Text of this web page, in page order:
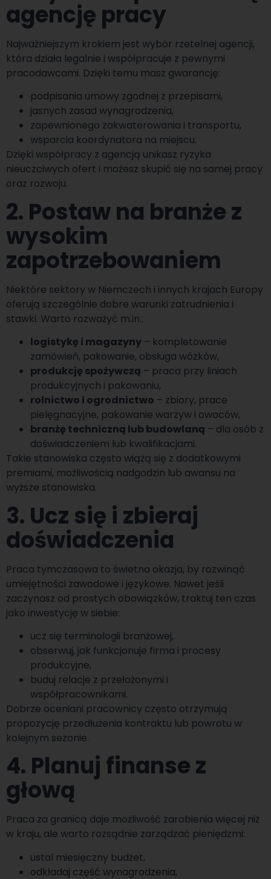
agencję pracy
Najważniejszym krokiem jest wybór rzetelnej agencji,
która działa legalnie i współpracuje z pewnymi
pracodawcami. Dzięki temu masz gwarancję:
podpisania umowy zgodnej z przepisami,
jasnych zasad wynagrodzenia,
zapewnionego zakwaterowania i transportu,
wsparcia koordynatora na miejscu.
Dzięki współpracy z agencją unikasz ryzyka
nieuczciwych ofert i możesz skupić się na samej pracy
oraz rozwoju.
2. Postaw na branże z
wysokim
zapotrzebowaniem
Niektóre sektory w Niemczech i innych krajach Europy
oferują szczególnie dobre warunki zatrudnienia i
stawki. Warto rozważyć m.in.:
logistykę i magazyny – kompletowanie
zamówień, pakowanie, obsługa wózków,
produkcję spożywczą – praca przy liniach
produkcyjnych i pakowaniu,
rolnictwo i ogrodnictwo – zbiory, prace
pielęgnacyjne, pakowanie warzyw i owoców,
branżę techniczną lub budowlaną – dla osób z
doświadczeniem lub kwalifikacjami.
Takie stanowiska często wiążą się z dodatkowymi
premiami, możliwością nadgodzin lub awansu na
wyższe stanowiska.
3. Ucz się i zbieraj
doświadczenia
Praca tymczasowa to świetna okazja, by rozwinąć
umiejętności zawodowe i językowe. Nawet jeśli
zaczynasz od prostych obowiązków, traktuj ten czas
jako inwestycję w siebie:
ucz się terminologii branżowej,
obserwuj, jak funkcjonuje firma i procesy
produkcyjne,
buduj relacje z przełożonymi i
współpracownikami.
Dobrze oceniani pracownicy często otrzymują
propozycję przedłużenia kontraktu lub powrotu w
kolejnym sezonie.
4. Planuj finanse z
głową
Praca za granicą daje możliwość zarobienia więcej niż
w kraju, ale warto rozsądnie zarządzać pieniędzmi:
ustal miesięczny budżet,
odkładaj część wynagrodzenia,